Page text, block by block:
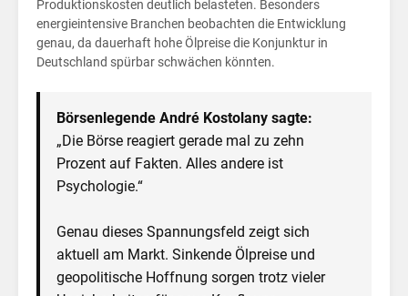
Produktionskosten deutlich belasteten. Besonders
energieintensive Branchen beobachten die Entwicklung
genau, da dauerhaft hohe Ölpreise die Konjunktur in
Deutschland spürbar schwächen könnten.
Börsenlegende André Kostolany sagte:
„Die Börse reagiert gerade mal zu zehn
Prozent auf Fakten. Alles andere ist
Psychologie.“
Genau dieses Spannungsfeld zeigt sich
aktuell am Markt. Sinkende Ölpreise und
geopolitische Hoffnung sorgen trotz vieler